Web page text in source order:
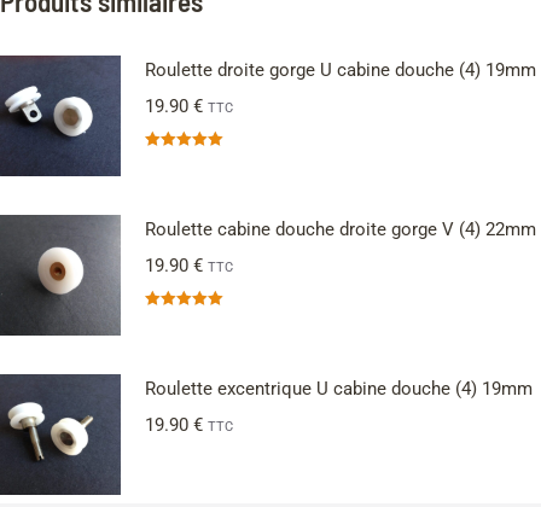
Roulette droite gorge U cabine douche (4) 19mm
19.90 € TTC
Roulette cabine douche droite gorge V (4) 22mm
19.90 € TTC
Roulette excentrique U cabine douche (4) 19mm
19.90 € TTC